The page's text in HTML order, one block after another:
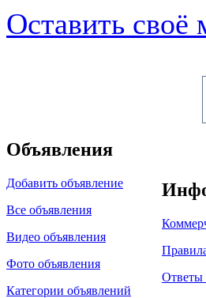
Оставить своё
Объявления
Добавить объявление
Все объявления
Видео объявления
Фото объявления
Категории объявлений
Ответы